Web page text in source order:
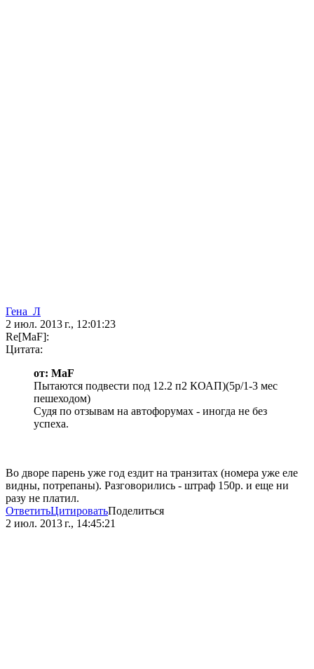
Гена_Л
2 июл. 2013 г., 12:01:23
Re[MaF]:
Цитата:
от: MaF
Пытаются подвести под 12.2 п2 КОАП)(5р/1-3 мес
пешеходом)
Судя по отзывам на автофорумах - иногда не без
успеха.
Во дворе парень уже год ездит на транзитах (номера уже еле
видны, потрепаны). Разговорились - штраф 150р. и еще ни
разу не платил.
ОтветитьЦитироватьПоделиться
2 июл. 2013 г., 14:45:21